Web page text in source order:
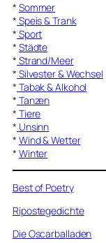
* Sommer
* Speis & Trank
* Sport
* Städte
* Strand/Meer
* Silvester & Wechsel
* Tabak & Alkohol
* Tanzen
* Tiere
* Unsinn
* Wind & Wetter
* Winter
Best of Poetry
Ripostegedichte
Die Oscarballaden